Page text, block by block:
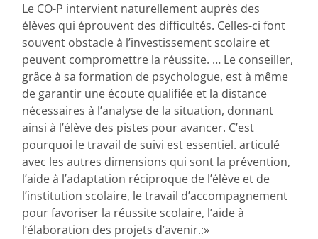
Le CO-P intervient naturellement auprès des
élèves qui éprouvent des difficultés. Celles-ci font
souvent obstacle à l’investissement scolaire et
peuvent compromettre la réussite. … Le conseiller,
grâce à sa formation de psychologue, est à même
de garantir une écoute qualifiée et la distance
nécessaires à l’analyse de la situation, donnant
ainsi à l’élève des pistes pour avancer. C’est
pourquoi le travail de suivi est essentiel. articulé
avec les autres dimensions qui sont la prévention,
l’aide à l’adaptation réciproque de l’élève et de
l’institution scolaire, le travail d’accompagnement
pour favoriser la réussite scolaire, l’aide à
l’élaboration des projets d’avenir.:»